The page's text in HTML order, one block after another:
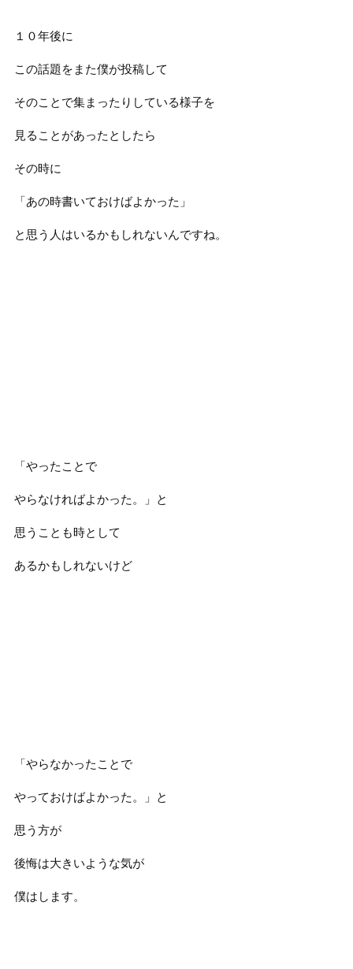
１０年後に
この話題をまた僕が投稿して
そのことで集まったりしている様子を
見ることがあったとしたら
その時に
「あの時書いておけばよかった」
と思う人はいるかもしれないんですね。
「やったことで
やらなければよかった。」と
思うことも時として
あるかもしれないけど
「やらなかったことで
やっておけばよかった。」と
思う方が
後悔は大きいような気が
僕はします。